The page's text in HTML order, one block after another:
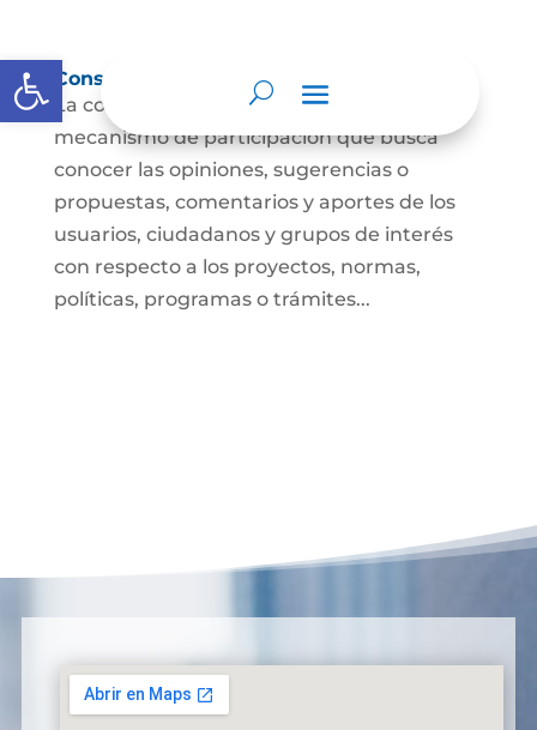
Abrir barra de herramientas
Consulta ciudadana
La consulta a la ciudadanía es un
mecanismo de participación que busca
conocer las opiniones, sugerencias o
propuestas, comentarios y aportes de los
usuarios, ciudadanos y grupos de interés
con respecto a los proyectos, normas,
políticas, programas o trámites...